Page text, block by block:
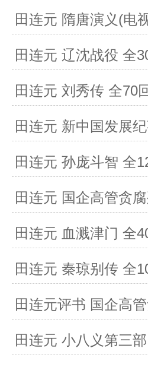
田连元 隋唐演义(电
田连元 辽沈战役 全
田连元 刘秀传 全70
田连元 新中国发展
田连元 孙庞斗智 全
田连元 国企高管贪
田连元 血溅津门 全
田连元 秦琼别传 全
田连元评书 国企高
田连元 小八义第三